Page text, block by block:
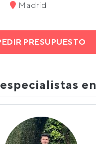
Madrid
PRESUPUESTO
en